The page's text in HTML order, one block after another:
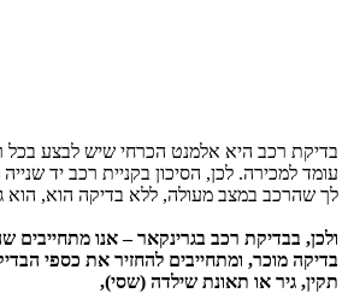
בדיקת רכב היא אלמנט הכרחי שיש לבצע בכל
עומד למכירה. לכן, הסיכון בקניית רכב יד
לך שהרכב במצב מעולה, ללא בדיקה הוא, הוא
ולכן, בבדיקת רכב בגרינקאר – אנו מתחייבים
בדיקה מוכר, ומתחייבים להחזיר את כספי
תקין, גיר או תאונת שילדה (שסי),